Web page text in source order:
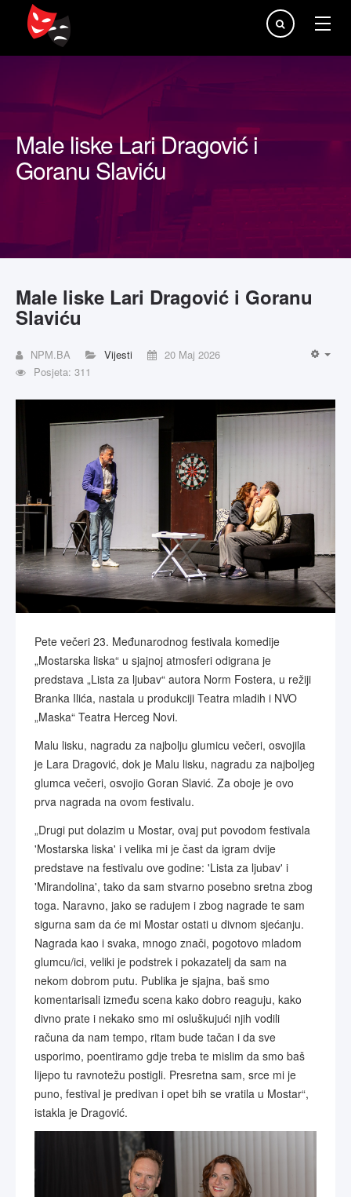
Traži...
Male liske Lari Dragović i
Goranu Slaviću
Male liske Lari Dragović i Goranu
Slaviću
NPM.BA Vijesti
20 Maj 2026
Posjeta: 311
Pete večeri 23. Međunarodnog festivala komedije
„Mostarska liska“ u sjajnoj atmosferi odigrana je
predstava „Lista za ljubav“ autora Norm Fostera, u režiji
Branka Ilića, nastala u produkciji Teatra mladih i NVO
„Maska“ Teatra Herceg Novi.
Malu lisku, nagradu za najbolju glumicu večeri, osvojila
je Lara Dragović, dok je Malu lisku, nagradu za najboljeg
glumca večeri, osvojio Goran Slavić. Za oboje je ovo
prva nagrada na ovom festivalu.
„Drugi put dolazim u Mostar, ovaj put povodom festivala
'Mostarska liska' i velika mi je čast da igram dvije
predstave na festivalu ove godine: 'Lista za ljubav' i
'Mirandolina', tako da sam stvarno posebno sretna zbog
toga. Naravno, jako se radujem i zbog nagrade te sam
sigurna sam da će mi Mostar ostati u divnom sjećanju.
Nagrada kao i svaka, mnogo znači, pogotovo mladom
glumcu/ici, veliki je podstrek i pokazatelj da sam na
nekom dobrom putu. Publika je sjajna, baš smo
komentarisali između scena kako dobro reaguju, kako
divno prate i nekako smo mi osluškujući njih vodili
računa da nam tempo, ritam bude tačan i da sve
usporimo, poentiramo gdje treba te mislim da smo baš
lijepo tu ravnotežu postigli. Presretna sam, srce mi je
puno, festival je predivan i opet bih se vratila u Mostar“,
istakla je Dragović.